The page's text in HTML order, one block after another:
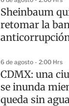
Sheinbaum
retomar la
6 de agosto - 2:00 Hrs
CDMX: una
se inunda
queda sin